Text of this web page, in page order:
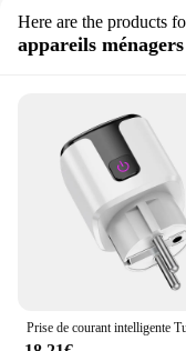
Here are the products
appareils ménagers